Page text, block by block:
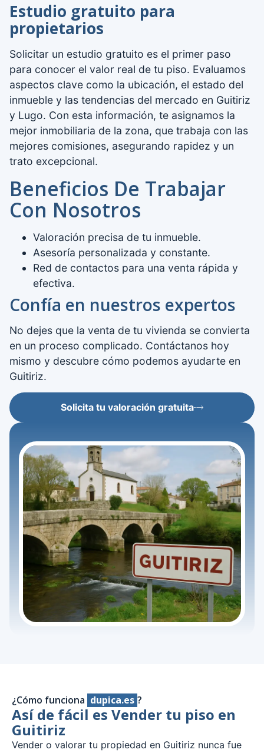
Estudio gratuito para
propietarios
Solicitar un estudio gratuito es el primer paso
para conocer el valor real de tu piso. Evaluamos
aspectos clave como la ubicación, el estado del
inmueble y las tendencias del mercado en Guitiriz
y Lugo. Con esta información, te asignamos la
mejor inmobiliaria de la zona, que trabaja con las
mejores comisiones, asegurando rapidez y un
trato excepcional.
Beneficios De Trabajar
Con Nosotros
Valoración precisa de tu inmueble.
Asesoría personalizada y constante.
Red de contactos para una venta rápida y
efectiva.
Confía en nuestros expertos
No dejes que la venta de tu vivienda se convierta
en un proceso complicado. Contáctanos hoy
mismo y descubre cómo podemos ayudarte en
Guitiriz.
Solicita tu valoración gratuita
¿Cómo funciona dupica.es ?
Así de fácil es Vender tu piso en
Guitiriz
Vender o valorar tu propiedad en Guitiriz nunca fue